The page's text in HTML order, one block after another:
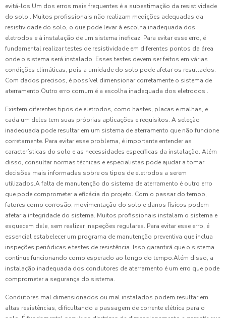
evitá-los.Um dos erros mais frequentes é a subestimação da resistividade
do solo . Muitos profissionais não realizam medições adequadas da
resistividade do solo, o que pode levar à escolha inadequada dos
eletrodos e à instalação de um sistema ineficaz. Para evitar esse erro, é
fundamental realizar testes de resistividade em diferentes pontos da área
onde o sistema será instalado. Esses testes devem ser feitos em várias
condições climáticas, pois a umidade do solo pode afetar os resultados.
Com dados precisos, é possível dimensionar corretamente o sistema de
aterramento.Outro erro comum é a escolha inadequada dos eletrodos .
Existem diferentes tipos de eletrodos, como hastes, placas e malhas, e
cada um deles tem suas próprias aplicações e requisitos. A seleção
inadequada pode resultar em um sistema de aterramento que não funcione
corretamente. Para evitar esse problema, é importante entender as
características do solo e as necessidades específicas da instalação. Além
disso, consultar normas técnicas e especialistas pode ajudar a tomar
decisões mais informadas sobre os tipos de eletrodos a serem
utilizados.A falta de manutenção do sistema de aterramento é outro erro
que pode comprometer a eficácia do projeto. Com o passar do tempo,
fatores como corrosão, movimentação do solo e danos físicos podem
afetar a integridade do sistema. Muitos profissionais instalam o sistema e
esquecem dele, sem realizar inspeções regulares. Para evitar esse erro, é
essencial estabelecer um programa de manutenção preventiva que inclua
inspeções periódicas e testes de resistência. Isso garantirá que o sistema
continue funcionando como esperado ao longo do tempo.Além disso, a
instalação inadequada dos condutores de aterramento é um erro que pode
comprometer a segurança do sistema.
Condutores mal dimensionados ou mal instalados podem resultar em
altas resistências, dificultando a passagem de corrente elétrica para o